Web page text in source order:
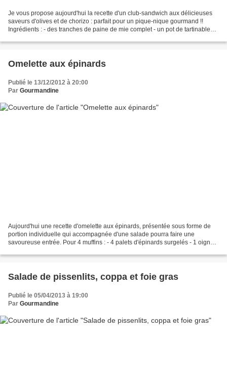
Je vous propose aujourd'hui la recette d'un club-sandwich aux délicieuses
saveurs d'olives et de chorizo : parfait pour un pique-nique gourmand !!
Ingrédients : - des tranches de paine de mie complet - un pot de tartinable
Omelette aux épinards
Publié le 13/12/2012 à 20:00
Par Gourmandine
Aujourd'hui une recette d'omelette aux épinards, présentée sous forme de
portion individuelle qui accompagnée d'une salade pourra faire une
savoureuse entrée. Pour 4 muffins : - 4 palets d'épinards surgelés - 1 oignon
Salade de pissenlits, coppa et foie gras
Publié le 05/04/2013 à 19:00
Par Gourmandine